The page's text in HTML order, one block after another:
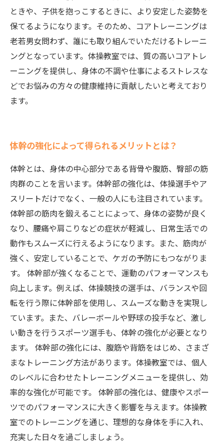
ときや、子供を抱っこするときに、より安定した姿勢を
保てるようになります。そのため、コアトレーニングは
老若男女問わず、誰にも取り組んでいただけるトレーニ
ングとなっています。体操教室では、質の高いコアトレ
ーニングを提供し、身体の不調や仕事によるストレスな
どでお悩みの方々の健康維持に貢献したいと考えており
ます。
体幹の強化によって得られるメリットとは？
体幹とは、身体の中心部分である背骨や腹筋、臀部の筋
肉群のことを言います。体幹部の強化は、体操選手やア
スリートだけでなく、一般の人にも注目されています。
体幹部の筋肉を鍛えることによって、身体の姿勢が良く
なり、腰痛や肩こりなどの症状が軽減し、日常生活での
動作もスムーズに行えるようになります。また、筋肉が
強く、安定していることで、ケガの予防にもつながりま
す。 体幹部が強くなることで、運動のパフォーマンスも
向上します。例えば、体操競技の選手は、バランスや回
転を行う際に体幹部を使用し、スムーズな動きを実現し
ています。また、バレーボールや野球の投手など、激し
い動きを行うスポーツ選手も、体幹の強化が必要となり
ます。 体幹部の強化には、腹筋や背筋をはじめ、さまざ
まなトレーニング方法があります。体操教室では、個人
のレベルに合わせたトレーニングメニューを提供し、効
率的な強化が可能です。 体幹部の強化は、健康やスポー
ツでのパフォーマンスに大きく影響を与えます。体操教
室でのトレーニングを通じ、理想的な身体を手に入れ、
充実した日々を過ごしましょう。